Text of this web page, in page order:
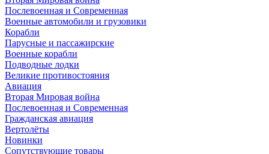
Послевоенная и Современная
Военные автомобили и грузовики
Корабли
Парусные и пассажирские
Военные корабли
Подводные лодки
Великие противостояния
Авиация
Вторая Мировая война
Послевоенная и Современная
Гражданская авиация
Вертолёты
Новинки
Сопутствующие товары